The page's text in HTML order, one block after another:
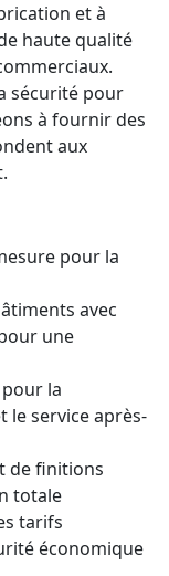
et à
haute qualité
sécurité pour
à fournir des
aux
pour la
avec
une
la
le service après-
de finitions
totale
tarifs
économique